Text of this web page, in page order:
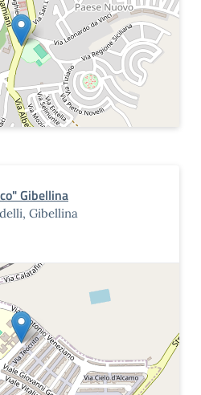
Gibellina
Gibellina